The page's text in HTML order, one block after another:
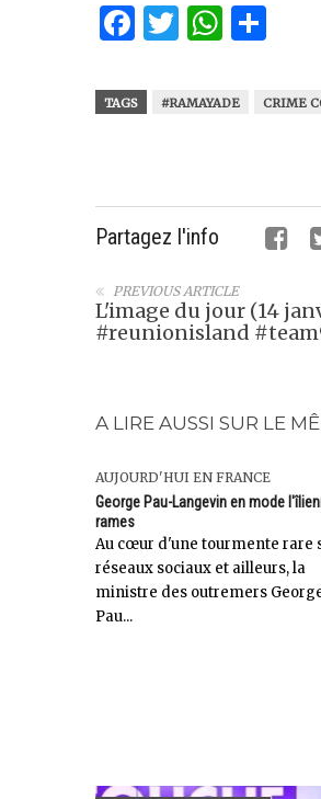
Facebook
Twitter
TAGS #RAMAYADE CRIME
Partagez l'info
PREVIOUS ARTICLE
L'image du jour (14
#reunionisland
A LIRE AUSSI SUR LE
AUJOURD'HUI EN FRANCE
George Pau-Langevin en mode
rames
Au cœur d'une tourmente rare
réseaux sociaux et ailleurs, la
ministre des outremers
Pau...